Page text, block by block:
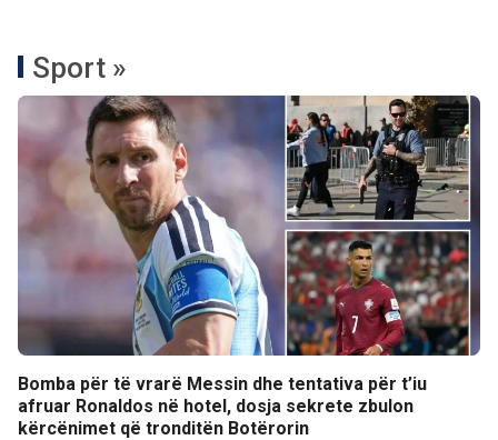
Sport »
Bomba për të vrarë Messin dhe tentativa për t’iu
afruar Ronaldos në hotel, dosja sekrete zbulon
kërcënimet që tronditën Botërorin